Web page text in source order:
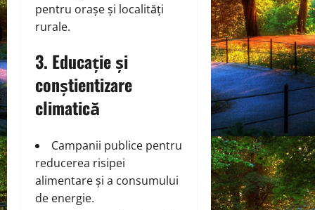
pentru orașe și localități
rurale.
3. Educație și
conștientizare
climatică
Campanii publice pentru
reducerea risipei
alimentare și a consumului
de energie.